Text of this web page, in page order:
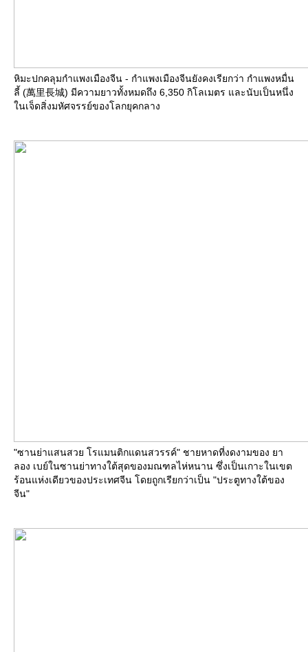
หิมะปกคลุมกำแพงเมืองจีน - กำแพงเมืองจีนยังคงเรียกว่า กำแพงหมื่น
ลี้ (萬里長城) มีความยาวทั้งหมดถึง 6,350 กิโลเมตร และนับเป็นหนึ่ง
นเจ็ดสิ่งมหัศจรรย์ของโลกยุคกลาง
"ซานย่าแสนสวย โรแมนติกแดนสวรรค์" ชายหาดที่งดงามของ ยา
ลอง เบย์ในซานย่าทางใต้สุดของมณฑลไห่หนาน ซึ่งเป็นเกาะในเขต
ร้อนแห่งเดียวของประเทศจีน โดยถูกเรียกว่าเป็น "ประตูทางใต้ของ
จีน"